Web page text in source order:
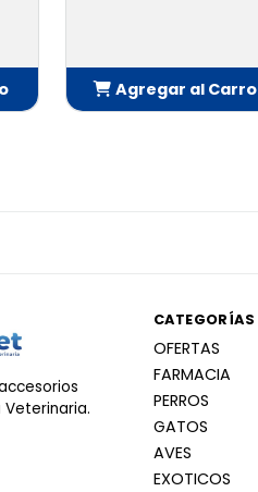
Agregar al Carro
CATEGORÍAS
OFERTAS
FARMACIA
PERROS
GATOS
AVES
EXOTICOS